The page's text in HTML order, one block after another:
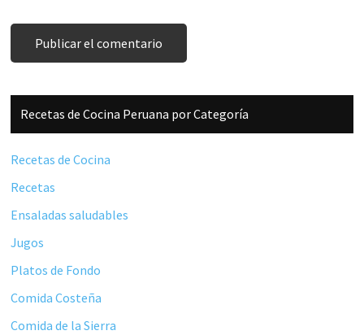
Barra
lateral
principal
Recetas de Cocina Peruana por Categoría
Recetas de Cocina
Recetas
Ensaladas saludables
Jugos
Platos de Fondo
Comida Costeña
Comida de la Sierra